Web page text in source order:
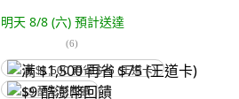
明天 8/8 (六) 預計送達
(6)
满 $1,500 再省 $75 (王道卡)
$9 酷澎幣回饋